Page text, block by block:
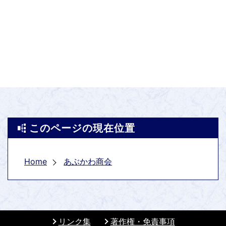
このページの現在位置
Home あぶかわ商会
リンク集 著作権・免責事項